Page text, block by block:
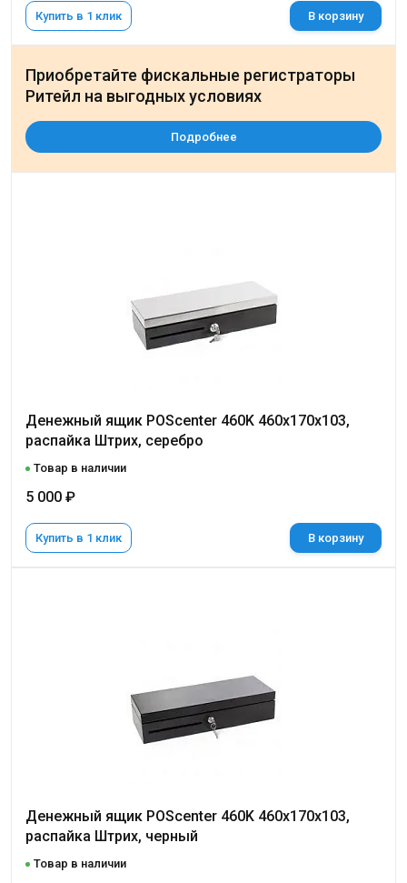
Купить в 1 клик В корзину
Денежный ящик POScenter 460K 460x170x103,
распайка Штрих, серебро
Товар в наличии
5 000 ₽
Купить в 1 клик В корзину
Денежный ящик POScenter 460K 460x170x103,
распайка Штрих, черный
Товар в наличии
Приобретайте фискальные регистраторы
Ритейл на выгодных условиях
Подробнее